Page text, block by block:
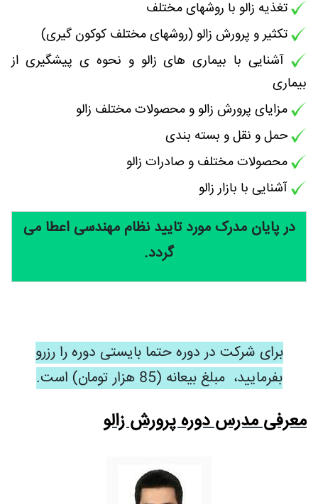
تغذیه زالو با روشهای مختلف
تکثیر و پرورش زالو (روشهای مختلف کوکون گیری)
آشنایی با بیماری های زالو و نحوه ی پیشگیری از
بیماری
مزایای پرورش زالو و محصولات مختلف زالو
حمل و نقل و بسته بندی
محصولات مختلف و صادرات زالو
آشنایی با بازار زالو
در پایان مدرک مورد تایید نظام مهندسی اعطا می
گردد.
برای شرکت در دوره حتما بایستی دوره را رزرو
بفرمایید، مبلغ بیعانه (85 هزار تومان) است.
معرفی مدرس دوره پرورش زالو